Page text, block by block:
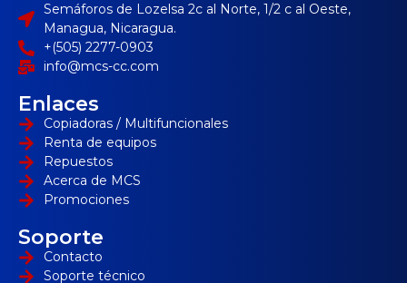
Semáforos de Lozelsa 2c al Norte, 1/2 c al Oeste,
Managua, Nicaragua.
+(505) 2277-0903
info@mcs-cc.com
Enlaces
Copiadoras / Multifuncionales
Renta de equipos
Repuestos
Acerca de MCS
Promociones
Soporte
Contacto
Soporte técnico